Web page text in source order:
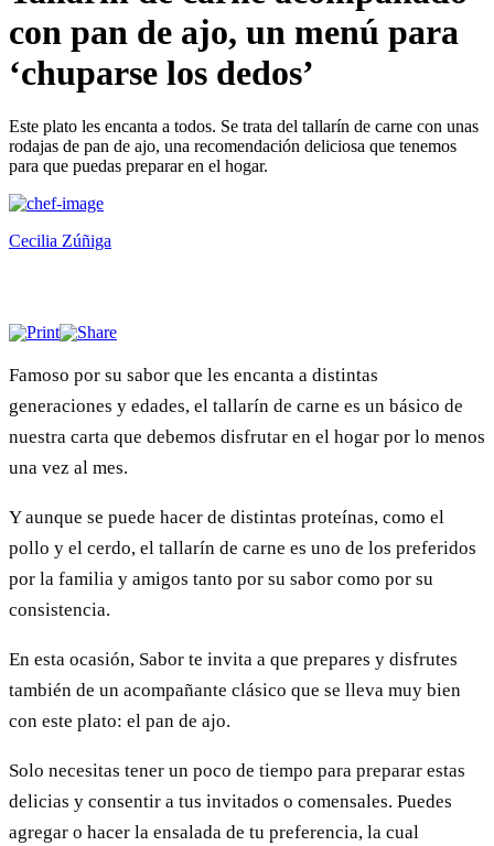
con pan de ajo, un menú para
‘chuparse los dedos’
Este plato les encanta a todos. Se trata del tallarín de carne con unas
rodajas de pan de ajo, una recomendación deliciosa que tenemos
para que puedas preparar en el hogar.
Cecilia Zúñiga
Famoso por su sabor que les encanta a distintas
generaciones y edades, el tallarín de carne es un básico de
nuestra carta que debemos disfrutar en el hogar por lo menos
una vez al mes.
Y aunque se puede hacer de distintas proteínas, como el
pollo y el cerdo, el tallarín de carne es uno de los preferidos
por la familia y amigos tanto por su sabor como por su
consistencia.
En esta ocasión, Sabor te invita a que prepares y disfrutes
también de un acompañante clásico que se lleva muy bien
con este plato: el pan de ajo.
Solo necesitas tener un poco de tiempo para preparar estas
delicias y consentir a tus invitados o comensales. Puedes
agregar o hacer la ensalada de tu preferencia, la cual